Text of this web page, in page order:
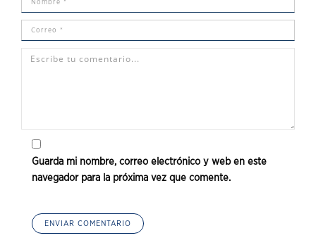
Guarda mi nombre, correo electrónico y web en este
navegador para la próxima vez que comente.